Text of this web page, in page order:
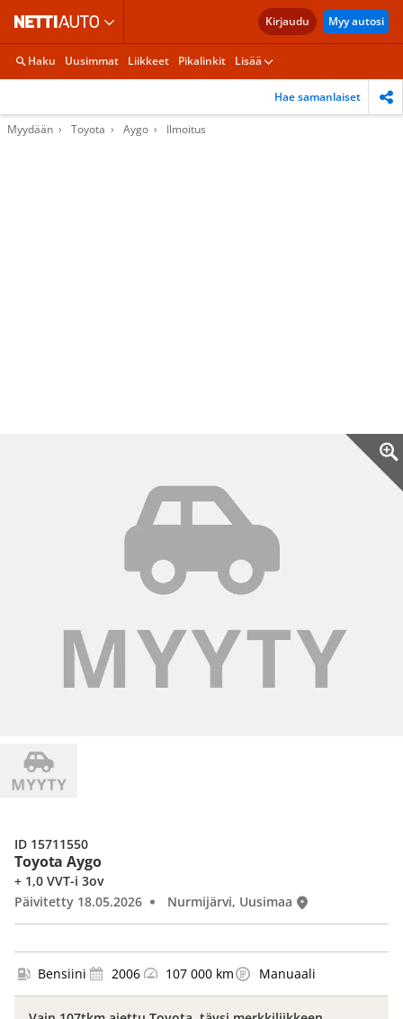
Kirjaudu Myy autosi
Haku Uusimmat Liikkeet Pikalinkit Lisää
Hae samanlaiset
Myydään Toyota Aygo Ilmoitus
Toyota Aygo
+ 1,0 VVT-i 3ov
Päivitetty 18.05.2026
Nurmijärvi, Uusimaa
ID 15711550
Bensiini 2006 107 000 km Manuaali